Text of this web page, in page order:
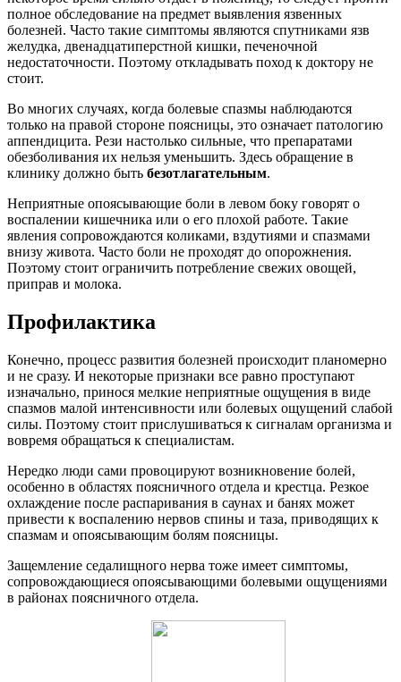
полное обследование на предмет выявления язвенных
болезней. Часто такие симптомы являются спутниками язв
желудка, двенадцатиперстной кишки, печеночной
недостаточности. Поэтому откладывать поход к доктору не
стоит.
Во многих случаях, когда болевые спазмы наблюдаются
только на правой стороне поясницы, это означает патологию
аппендицита. Рези настолько сильные, что препаратами
обезболивания их нельзя уменьшить. Здесь обращение в
клинику должно быть безотлагательным.
Неприятные опоясывающие боли в левом боку говорят о
воспалении кишечника или о его плохой работе. Такие
явления сопровождаются коликами, вздутиями и спазмами
внизу живота. Часто боли не проходят до опорожнения.
Поэтому стоит ограничить потребление свежих овощей,
приправ и молока.
Профилактика
Конечно, процесс развития болезней происходит планомерно
и не сразу. И некоторые признаки все равно проступают
изначально, принося мелкие неприятные ощущения в виде
спазмов малой интенсивности или болевых ощущений слабой
силы. Поэтому стоит прислушиваться к сигналам организма и
вовремя обращаться к специалистам.
Нередко люди сами провоцируют возникновение болей,
особенно в областях поясничного отдела и крестца. Резкое
охлаждение после распаривания в саунах и банях может
привести к воспалению нервов спины и таза, приводящих к
спазмам и опоясывающим болям поясницы.
Защемление седалищного нерва тоже имеет симптомы,
сопровождающиеся опоясывающими болевыми ощущениями
в районах поясничного отдела.